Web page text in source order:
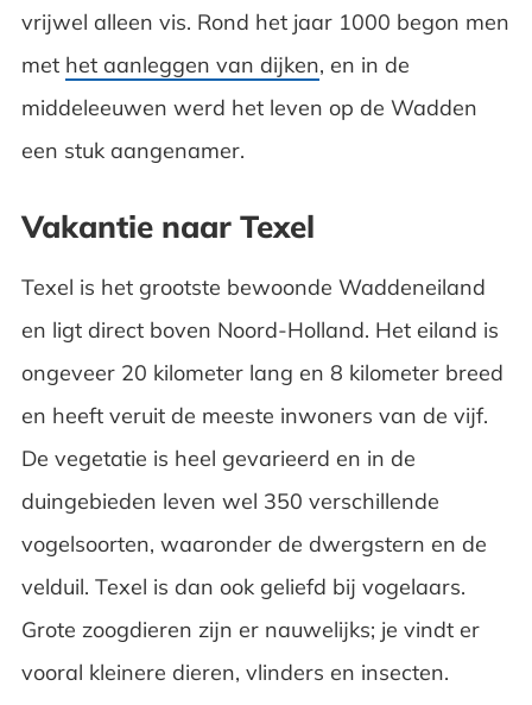
vrijwel alleen vis. Rond het jaar 1000 begon men
met het aanleggen van dijken, en in de
middeleeuwen werd het leven op de Wadden
een stuk aangenamer.
Vakantie naar Texel
Texel is het grootste bewoonde Waddeneiland
en ligt direct boven Noord-Holland. Het eiland is
ongeveer 20 kilometer lang en 8 kilometer breed
en heeft veruit de meeste inwoners van de vijf.
De vegetatie is heel gevarieerd en in de
duingebieden leven wel 350 verschillende
vogelsoorten, waaronder de dwergstern en de
velduil. Texel is dan ook geliefd bij vogelaars.
Grote zoogdieren zijn er nauwelijks; je vindt er
vooral kleinere dieren, vlinders en insecten.